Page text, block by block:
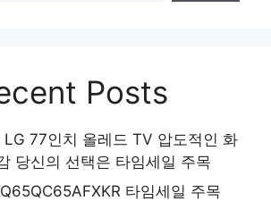
Posts
LG 77인치 올레드 TV 압도적인 화
당신의 선택은 타임세일 주목
타임세일 주목